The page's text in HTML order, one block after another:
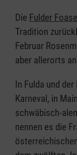
Die Fulder
Tradition
Februar
aber allerorts
In Fulda und
Karneval, in
schwäbisch-
nennen es die